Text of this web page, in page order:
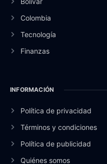
Colombia
Tecnología
Finanzas
INFORMACIÓN
Política de privacidad
Términos y condiciones
Política de publicidad
Quiénes somos